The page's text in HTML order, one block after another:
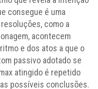
consegue é uma
como a
acontecem
e dos atos a que o
passivo adotado se
atingido é repetido
possíveis conclusões.